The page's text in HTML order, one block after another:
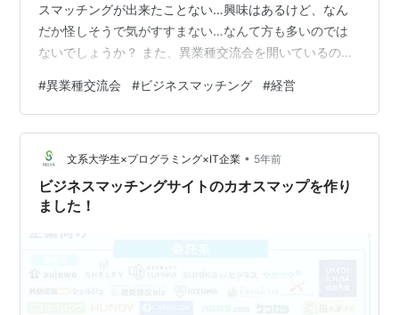
スマッチングが出来たことない…興味はあるけど、なん
だか怪しそうで気がすすまない…なんて方も多いのでは
ないでしょうか？ また、異業種交流会を開いているのだ
いるかもしれません。 今日はそんな方たちにおすすめし
たい、巷で評判のパッションリーダーズという団体をご
紹介し、パッションリーダーズのどんな点が魅力なの
か、評判のいい異業種交流会の特徴はなにかをお伝えし
ていきたいと思います。 異業種交流会の基本 異業種交流
会とはその名の通り、普段は交わる機会の少ない…
#異業種交流会 #ビジネスマッチング #経営
文系大学生×プログラミング×IT企業 • 5年前
ビジネスマッチングサイトのカオスマップを作り
ました！